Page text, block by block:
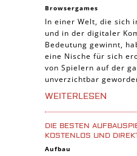
3-Gewinnt Spiele
Trading Card Spiele
Manager Spiele
Browsergames
In einer Welt, die sich
und in der digitaler
Bedeutung gewinnt,
eine Nische für sich
von Spielern auf der
unverzichtbar
WEITERLESEN
DIE BESTEN
KOSTENLOS UND
Aufbau